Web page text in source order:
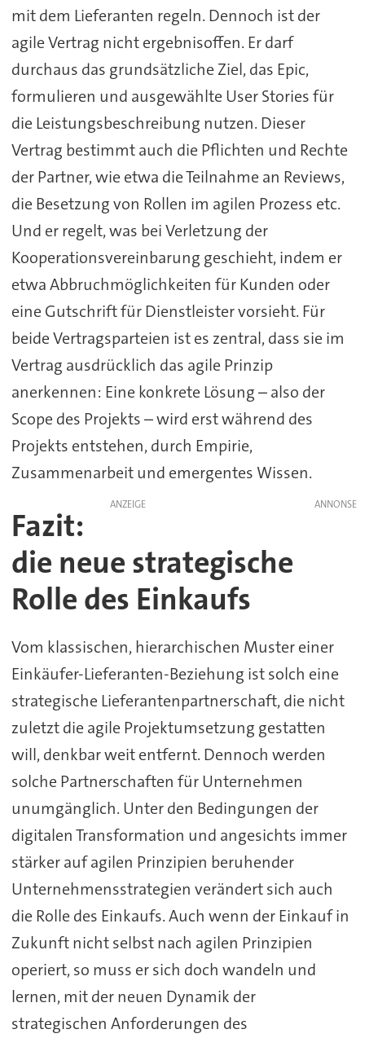
mit dem Lieferanten regeln. Dennoch ist der
agile Vertrag nicht ergebnisoffen. Er darf
durchaus das grundsätzliche Ziel, das Epic,
formulieren und ausgewählte User Stories für
die Leistungsbeschreibung nutzen. Dieser
Vertrag bestimmt auch die Pflichten und Rechte
der Partner, wie etwa die Teilnahme an Reviews,
die Besetzung von Rollen im agilen Prozess etc.
Und er regelt, was bei Verletzung der
Kooperationsvereinbarung geschieht, indem er
etwa Abbruchmöglichkeiten für Kunden oder
eine Gutschrift für Dienstleister vorsieht. Für
beide Vertragsparteien ist es zentral, dass sie im
Vertrag ausdrücklich das agile Prinzip
anerkennen: Eine konkrete Lösung – also der
Scope des Projekts – wird erst während des
Projekts entstehen, durch Empirie,
Zusammenarbeit und emergentes Wissen.
ANZEIGE
Fazit:
die neue strategische
Rolle des Einkaufs
Vom klassischen, hierarchischen Muster einer
Einkäufer-Lieferanten-Beziehung ist solch eine
strategische Lieferantenpartnerschaft, die nicht
zuletzt die agile Projektumsetzung gestatten
will, denkbar weit entfernt. Dennoch werden
solche Partnerschaften für Unternehmen
unumgänglich. Unter den Bedingungen der
digitalen Transformation und angesichts immer
stärker auf agilen Prinzipien beruhender
Unternehmensstrategien verändert sich auch
die Rolle des Einkaufs. Auch wenn der Einkauf in
Zukunft nicht selbst nach agilen Prinzipien
operiert, so muss er sich doch wandeln und
lernen, mit der neuen Dynamik der
strategischen Anforderungen des